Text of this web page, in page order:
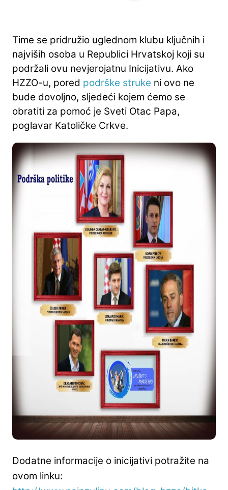
Time se pridružio uglednom klubu ključnih i
najviših osoba u Republici Hrvatskoj koji su
podržali ovu nevjerojatnu Inicijativu. Ako
HZZO-u, pored podrške struke ni ovo ne
bude dovoljno, sljedeći kojem ćemo se
obratiti za pomoć je Sveti Otac Papa,
poglavar Katoličke Crkve.
Dodatne informacije o inicijativi potražite na
ovom linku: